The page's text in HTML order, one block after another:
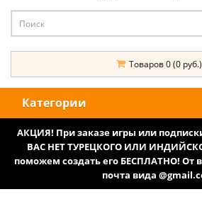
Товаров 0 (0 руб.)
Категории
АКЦИЯ! При заказе игры или
ВАС НЕТ ТУРЕЦКОГО ИЛИ
поможем создать его БЕСПЛАТНО! От
почта вида